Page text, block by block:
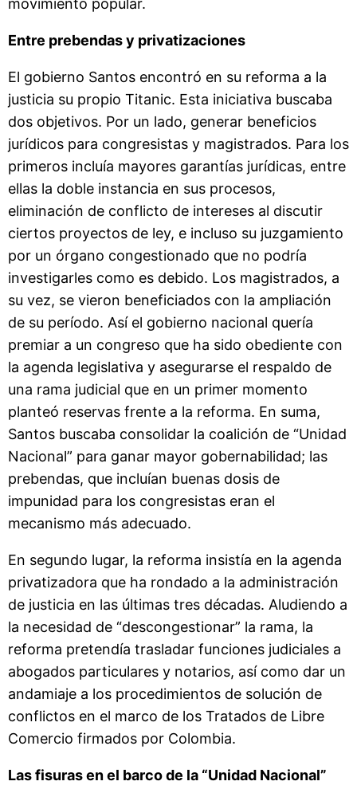
movimiento popular.
Entre prebendas y privatizaciones
El gobierno Santos encontró en su reforma a la
justicia su propio Titanic. Esta iniciativa buscaba
dos objetivos. Por un lado, generar beneficios
jurídicos para congresistas y magistrados. Para los
primeros incluía mayores garantías jurídicas, entre
ellas la doble instancia en sus procesos,
eliminación de conflicto de intereses al discutir
ciertos proyectos de ley, e incluso su juzgamiento
por un órgano congestionado que no podría
investigarles como es debido. Los magistrados, a
su vez, se vieron beneficiados con la ampliación
de su período. Así el gobierno nacional quería
premiar a un congreso que ha sido obediente con
la agenda legislativa y asegurarse el respaldo de
una rama judicial que en un primer momento
planteó reservas frente a la reforma. En suma,
Santos buscaba consolidar la coalición de “Unidad
Nacional” para ganar mayor gobernabilidad; las
prebendas, que incluían buenas dosis de
impunidad para los congresistas eran el
mecanismo más adecuado.
En segundo lugar, la reforma insistía en la agenda
privatizadora que ha rondado a la administración
de justicia en las últimas tres décadas. Aludiendo a
la necesidad de “descongestionar” la rama, la
reforma pretendía trasladar funciones judiciales a
abogados particulares y notarios, así como dar un
andamiaje a los procedimientos de solución de
conflictos en el marco de los Tratados de Libre
Comercio firmados por Colombia.
Las fisuras en el barco de la “Unidad Nacional”